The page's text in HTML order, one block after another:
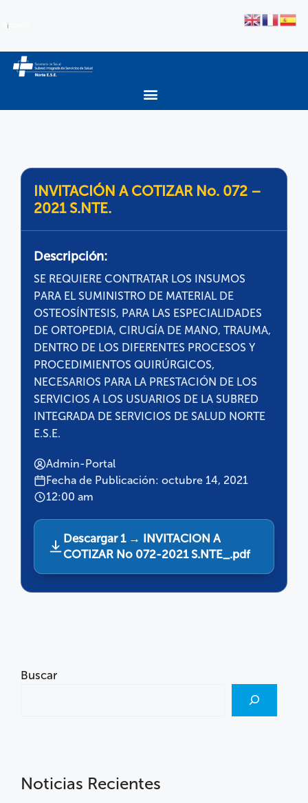
INVITACIÓN A COTIZAR No. 072 –
2021 S.NTE.
Descripción:
SE REQUIERE CONTRATAR LOS INSUMOS
PARA EL SUMINISTRO DE MATERIAL DE
OSTEOSÍNTESIS, PARA LAS ESPECIALIDADES
DE ORTOPEDIA, CIRUGÍA DE MANO, TRAUMA,
DENTRO DE LOS DIFERENTES PROCESOS Y
PROCEDIMIENTOS QUIRÚRGICOS,
NECESARIOS PARA LA PRESTACIÓN DE LOS
SERVICIOS A LOS USUARIOS DE LA SUBRED
INTEGRADA DE SERVICIOS DE SALUD NORTE
E.S.E.
Admin-Portal
Fecha de Publicación: octubre 14, 2021
12:00 am
Descargar 1 → INVITACION A
COTIZAR No 072-2021 S.NTE_.pdf
Buscar
Noticias Recientes